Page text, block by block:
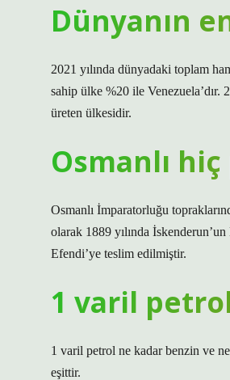
Dünyanın
2021 yılında dünyadaki toplam
sahip ülke %20 ile
üreten ülkesidir.
Osmanlı hiç
Osmanlı İmparatorluğu
olarak 1889 yılında
Efendi’ye teslim edilmiştir.
1 varil
1 varil petrol ne kadar benzin ve
eşittir.